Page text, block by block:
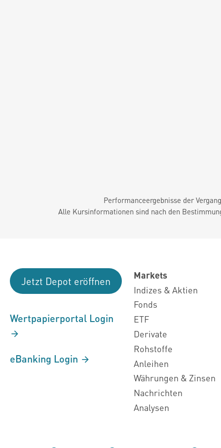
Performanceergebnisse der
Alle Kursinformationen sind nach den
Jetzt Depot eröffnen
Wertpapierportal Login
eBanking Login
Markets
Indizes & Aktien
Fonds
ETF
Derivate
Rohstoffe
Anleihen
Währungen & Zinsen
Nachrichten
Analysen